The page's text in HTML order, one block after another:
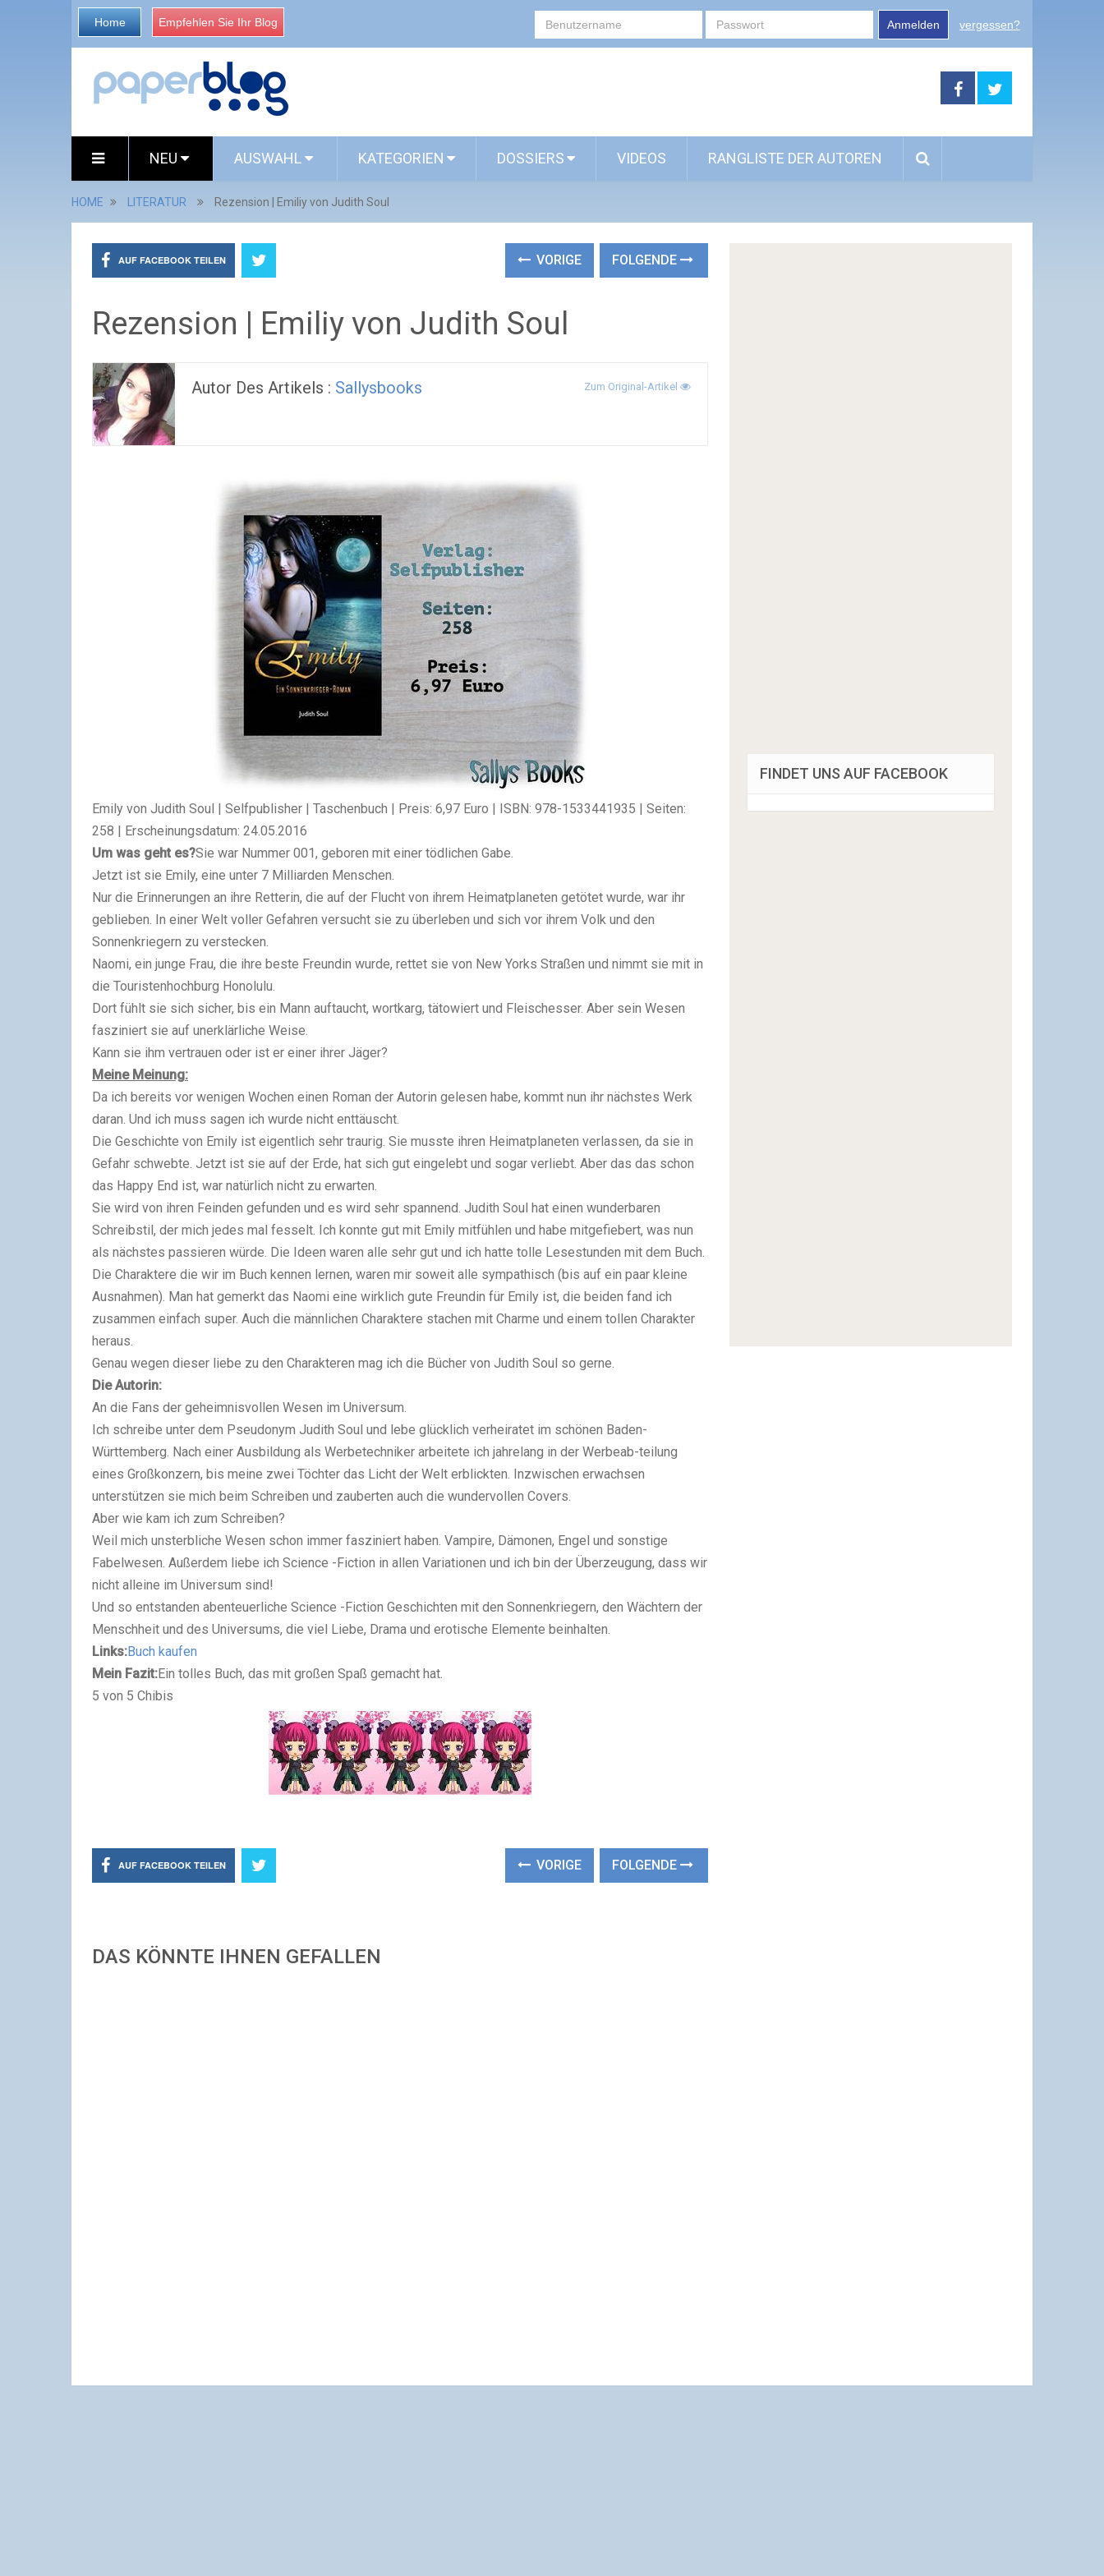
Home Empfehlen Sie Ihr Blog Anmelden vergessen?
NEU AUSWAHL KATEGORIEN DOSSIERS VIDEOS RANGLISTE DER AUTOREN
HOME LITERATUR Rezension | Emiliy von Judith Soul
AUF FACEBOOK TEILEN VORIGE FOLGENDE
Rezension | Emiliy von Judith Soul
Autor Des Artikels : Sallysbooks Zum Original-Artikel
Emily von Judith Soul | Selfpublisher | Taschenbuch | Preis: 6,97 Euro | ISBN: 978-1533441935 | Seiten:
258 | Erscheinungsdatum: 24.05.2016
Um was geht es?Sie war Nummer 001, geboren mit einer tödlichen Gabe.
Jetzt ist sie Emily, eine unter 7 Milliarden Menschen.
Nur die Erinnerungen an ihre Retterin, die auf der Flucht von ihrem Heimatplaneten getötet wurde, war ihr
geblieben. In einer Welt voller Gefahren versucht sie zu überleben und sich vor ihrem Volk und den
Sonnenkriegern zu verstecken.
Naomi, ein junge Frau, die ihre beste Freundin wurde, rettet sie von New Yorks Straßen und nimmt sie mit in
die Touristenhochburg Honolulu.
Dort fühlt sie sich sicher, bis ein Mann auftaucht, wortkarg, tätowiert und Fleischesser. Aber sein Wesen
fasziniert sie auf unerklärliche Weise.
Kann sie ihm vertrauen oder ist er einer ihrer Jäger?
Meine Meinung:
Da ich bereits vor wenigen Wochen einen Roman der Autorin gelesen habe, kommt nun ihr nächstes Werk
daran. Und ich muss sagen ich wurde nicht enttäuscht.
Die Geschichte von Emily ist eigentlich sehr traurig. Sie musste ihren Heimatplaneten verlassen, da sie in
Gefahr schwebte. Jetzt ist sie auf der Erde, hat sich gut eingelebt und sogar verliebt. Aber das das schon
das Happy End ist, war natürlich nicht zu erwarten.
Sie wird von ihren Feinden gefunden und es wird sehr spannend. Judith Soul hat einen wunderbaren
Schreibstil, der mich jedes mal fesselt. Ich konnte gut mit Emily mitfühlen und habe mitgefiebert, was nun
als nächstes passieren würde. Die Ideen waren alle sehr gut und ich hatte tolle Lesestunden mit dem Buch.
Die Charaktere die wir im Buch kennen lernen, waren mir soweit alle sympathisch (bis auf ein paar kleine
Ausnahmen). Man hat gemerkt das Naomi eine wirklich gute Freundin für Emily ist, die beiden fand ich
zusammen einfach super. Auch die männlichen Charaktere stachen mit Charme und einem tollen Charakter
heraus.
Genau wegen dieser liebe zu den Charakteren mag ich die Bücher von Judith Soul so gerne.
Die Autorin:
An die Fans der geheimnisvollen Wesen im Universum.
Ich schreibe unter dem Pseudonym Judith Soul und lebe glücklich verheiratet im schönen Baden-
Württemberg. Nach einer Ausbildung als Werbetechniker arbeitete ich jahrelang in der Werbeab-teilung
eines Großkonzern, bis meine zwei Töchter das Licht der Welt erblickten. Inzwischen erwachsen
unterstützen sie mich beim Schreiben und zauberten auch die wundervollen Covers.
Aber wie kam ich zum Schreiben?
Weil mich unsterbliche Wesen schon immer fasziniert haben. Vampire, Dämonen, Engel und sonstige
Fabelwesen. Außerdem liebe ich Science -Fiction in allen Variationen und ich bin der Überzeugung, dass wir
nicht alleine im Universum sind!
Und so entstanden abenteuerliche Science -Fiction Geschichten mit den Sonnenkriegern, den Wächtern der
Menschheit und des Universums, die viel Liebe, Drama und erotische Elemente beinhalten.
Links:Buch kaufen
Mein Fazit:Ein tolles Buch, das mit großen Spaß gemacht hat.
5 von 5 Chibis
AUF FACEBOOK TEILEN VORIGE FOLGENDE
DAS KÖNNTE IHNEN GEFALLEN
FINDET UNS AUF FACEBOOK